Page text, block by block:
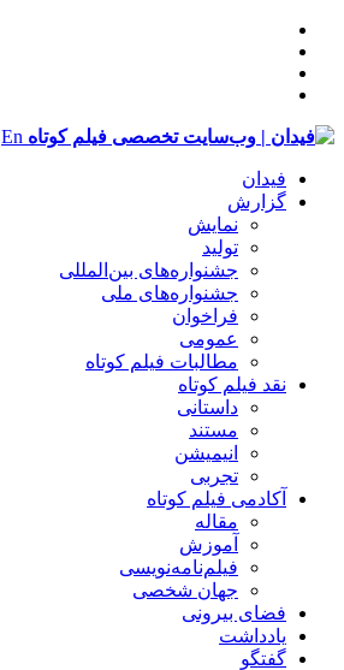
En
فیدان
گزارش
نمایش
تولید
‌‌جشنواره‌های بین‌المللی
جشنواره‌های ملی
فراخوان
عمومی
مطالبات فیلم کوتاه
نقد فیلم کوتاه
داستانی
مستند
انیمیشن
تجربی
آکادمی فیلم کوتاه
مقاله
آموزش
فیلم‌نامه‌نویسی
جهان شخصی
فضای بیرونی
یادداشت
گفتگو